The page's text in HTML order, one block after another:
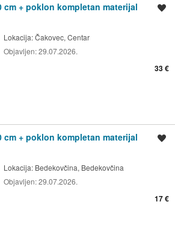
cm + poklon kompletan materijal
Lokacija:Čakovec, Centar
Objavljen:29.07.2026.
33 €
cm + poklon kompletan materijal
Lokacija: Bedekovčina, Bedekovčina
Objavljen:29.07.2026.
17 €